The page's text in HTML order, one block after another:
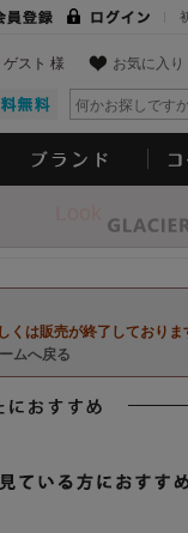
お気に入り
スト 様
は販売が終了しておりま
ムへ戻る